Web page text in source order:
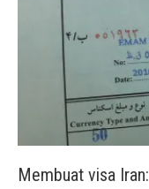
Membuat visa